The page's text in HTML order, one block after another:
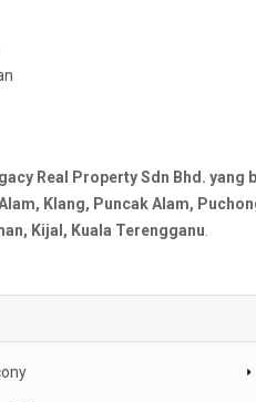
Real Property Sdn Bhd.
Alam, Klang, Puncak Alam,
Kijal, Kuala Terengganu.